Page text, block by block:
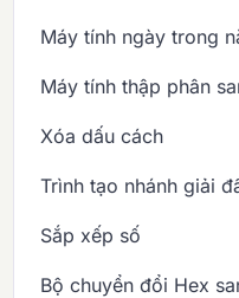
Máy tính ngày trong
Máy tính thập phân
Xóa dấu cách
Trình tạo nhánh giải
Sắp xếp số
Bộ chuyển đổi Hex